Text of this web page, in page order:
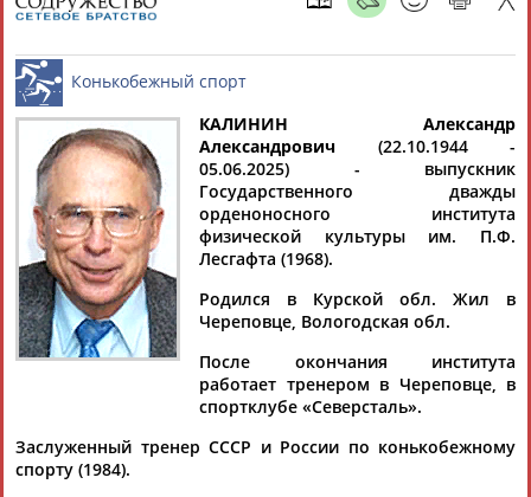
СПОРТСМЕНЫ, ТРЕНЕРЫ И СПЕЦИАЛИСТЫ
Найдено: 1персона Расширенный поиск
Александр
КАЛИНИН
Ваш запрос: "Александр Калинин"
Документы 1-3 из 3 найденных уникальных документов
Скончался тренер известных конькобежцев Александр
Конькобежный спорт
КАЛИНИН Александр
Александрович (22.10.1944 -
05.06.2025) - выпускник
Государственного дважды
орденоносного института
физической культуры им. П.Ф.
Лесгафта (1968).
Родился в Курской обл. Жил в
Череповце, Вологодская обл.
После окончания института
работает тренером в Череповце, в
спортклубе «Северсталь».
Заслуженный тренер СССР и России по конькобежному
спорту (1984).